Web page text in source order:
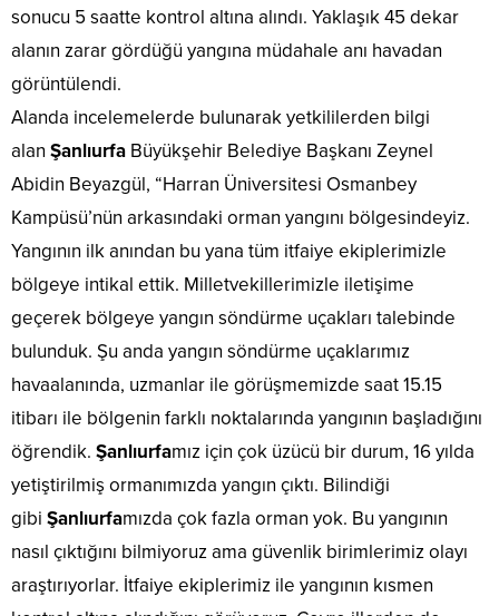
sonucu 5 saatte kontrol altına alındı. Yaklaşık 45 dekar
alanın zarar gördüğü yangına müdahale anı havadan
görüntülendi.
Alanda incelemelerde bulunarak yetkililerden bilgi
alan Şanlıurfa Büyükşehir Belediye Başkanı Zeynel
Abidin Beyazgül, “Harran Üniversitesi Osmanbey
Kampüsü’nün arkasındaki orman yangını bölgesindeyiz.
Yangının ilk anından bu yana tüm itfaiye ekiplerimizle
bölgeye intikal ettik. Milletvekillerimizle iletişime
geçerek bölgeye yangın söndürme uçakları talebinde
bulunduk. Şu anda yangın söndürme uçaklarımız
havaalanında, uzmanlar ile görüşmemizde saat 15.15
itibarı ile bölgenin farklı noktalarında yangının başladığını
öğrendik. Şanlıurfamız için çok üzücü bir durum, 16 yılda
yetiştirilmiş ormanımızda yangın çıktı. Bilindiği
gibi Şanlıurfamızda çok fazla orman yok. Bu yangının
nasıl çıktığını bilmiyoruz ama güvenlik birimlerimiz olayı
araştırıyorlar. İtfaiye ekiplerimiz ile yangının kısmen